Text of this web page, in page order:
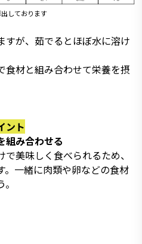
しております
すが、茹でるとほぼ水に溶け
食材と組み合わせて栄養を摂
ント
組み合わせる
美味しく食べられるため、
。一緒に肉類や卵などの食材